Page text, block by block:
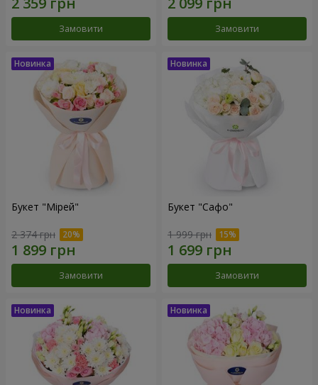
Замовити Замовити
Букет "Мірей"
2 374 грн
Замовити
Букет "Сафо"
1 999 грн
Замовити